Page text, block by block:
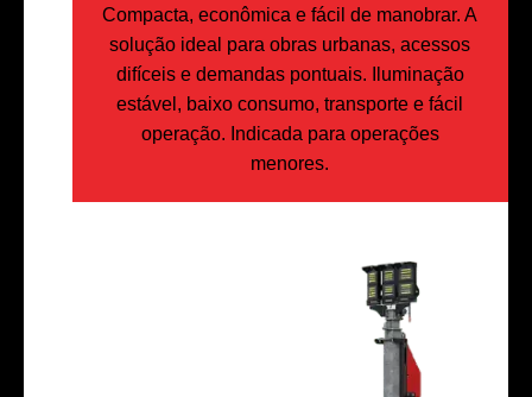
Compacta, econômica e fácil de manobrar. A
solução ideal para obras urbanas, acessos
difíceis e demandas pontuais. Iluminação
estável, baixo consumo, transporte e fácil
operação. Indicada para operações
menores.